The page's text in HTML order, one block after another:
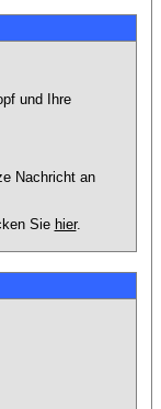
und Ihre
Nachricht an
Sie hier.